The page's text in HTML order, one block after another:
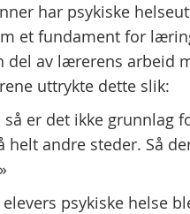
har psykiske
et fundament for
del av lærerens arbeid
uttrykte dette slik:
så er det ikke grunnlag
helt andre steder. Så
psykiske helse